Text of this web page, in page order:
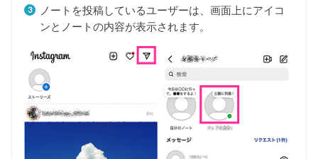
ノートを投稿しているユーザーは、画面上にアイコ
ンとノートの内容が表示されます。